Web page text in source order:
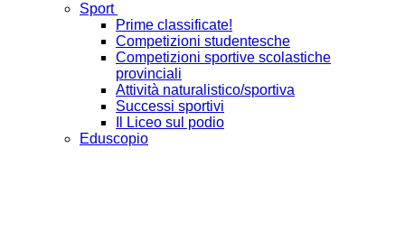
Sport
Prime classificate!
Competizioni studentesche
Competizioni sportive scolastiche
provinciali
Attività naturalistico/sportiva
Successi sportivi
Il Liceo sul podio
Eduscopio